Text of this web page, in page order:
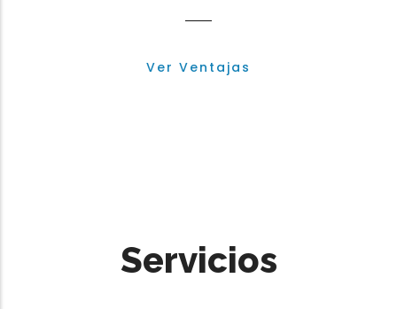
Ver Ventajas
Servicios